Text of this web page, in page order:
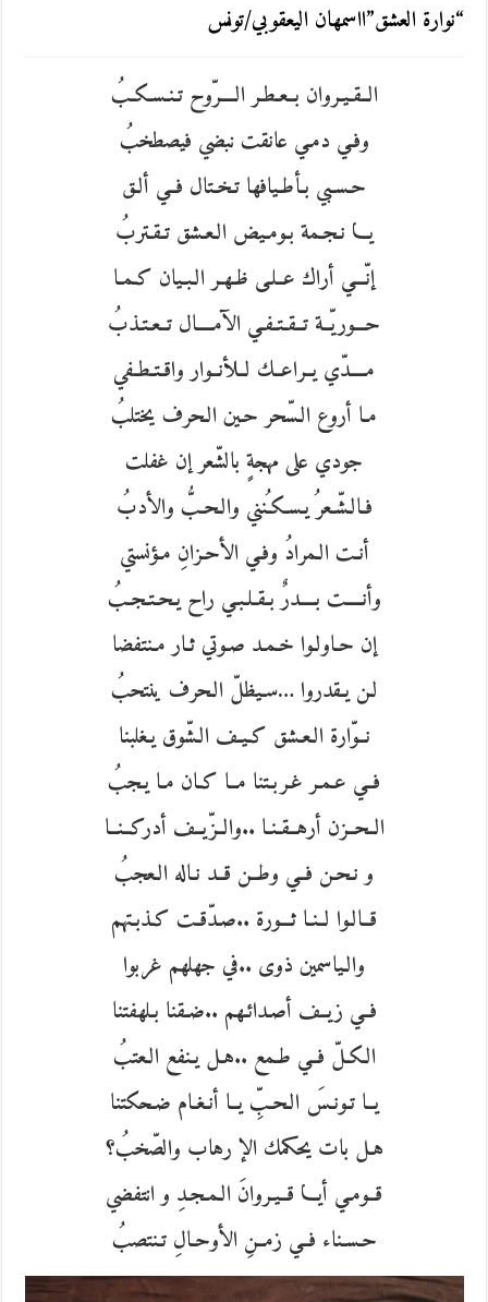
“نوارة العشق”ااسمهان اليعقوبي/تونس
الــقـيـروان بــعـطـر الــــرّوح تـنـسـكـبُ
وفـي دمـي عانقت نبضي فيصطخبُ
حـسـبي بـأطـيافها تـخـتال فــي ألـق
يـــا نـجـمة بـومـيض الـعـشق تـقـتربُ
إنّـــي أراك عــلـى ظـهـر الـبـيان كـمـا
حـــوريّــة تــقـتـفـي الآمــــال تــعـتـذبُ
مــــدّي يــراعــك لــلأنــوار واقـتـطـفي
مـا أروع الـسّحر حـين الـحرف يختلبُ
جودي على مهجةٍ بالشّعر إن غفلت
فـالـشّـعرُ يـسـكـُنني والـحـبُّ والأدبُ
أنـت الـمرادُ وفـي الأحـزانِ مـؤنستي
وأنــــت بــــدرٌ بـقـلـبـي راح يـحـتـجـبُ
إن حـاولـوا خـمـد صـوتي ثـار مـنتفضا
لـن يـقدروا …سـيظلّ الـحرف ينتحبُ
نــوّارة الـعـشق كـيـف الـشّوق يـغلبنا
فــي عـمـر غـربـتنا مــا كـان مـا يـجبُ
الــحــزن أرهــقـنـا ..والــزّيــف أدركــنــا
و نـحـن فــي وطــن قــد نـاله الـعجبُ
قــالـوا لــنـا ثـــورة ..صـدّقـت كـذبـتهم
والـياسمين ذوى ..في جهلهم غربوا
فــي زيــف أصـدائـهم ..ضـقنا بـلهفتنا
الـكـلّ فــي طـمع ..هـل يـنفع الـعتبُ
يــا تـونـسَ الـحـبِّ يــا أنـغـام ضـحكتنا
هـل بات يحكمك الإ رهاب والصّخبُ؟
قــومـي أيـــا قــيـروانَ الـمـجـدِ و انتفضي
حـسـناء فــي زمــنِ الأوحـالِ تـنتصبُ